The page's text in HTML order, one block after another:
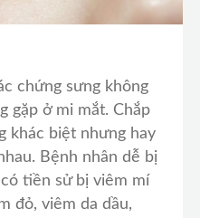
chứng sưng không
gặp ở mi mắt. Chắp
khác biệt nhưng hay
Bệnh nhân dễ bị
tiền sử bị viêm mí
đỏ, viêm da dầu,